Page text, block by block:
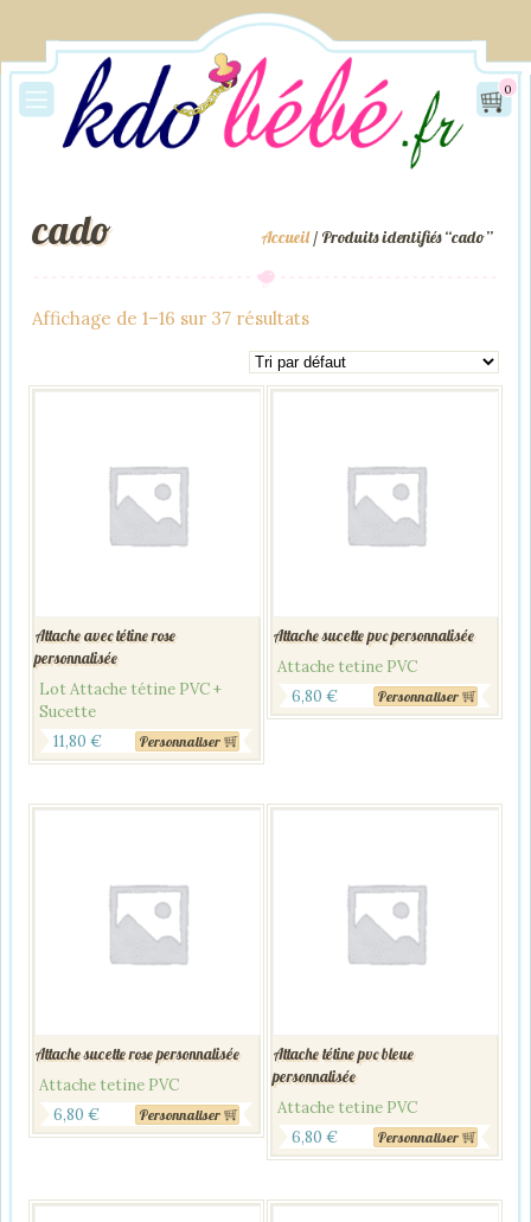
0
Accueil/ Produits identifiés “cado”
cado
Affichage de 1–16 sur 37 résultats
Attache avec tétine rose
personnalisée
Lot Attache tétine PVC +
Sucette
11,80 € Personnaliser
Attache sucette pvc personnalisée
Attache tetine PVC
6,80 € Personnaliser
Attache sucette rose personnalisée
Attache tetine PVC
6,80 € Personnaliser
Attache tétine pvc bleue
personnalisée
Attache tetine PVC
6,80 € Personnaliser